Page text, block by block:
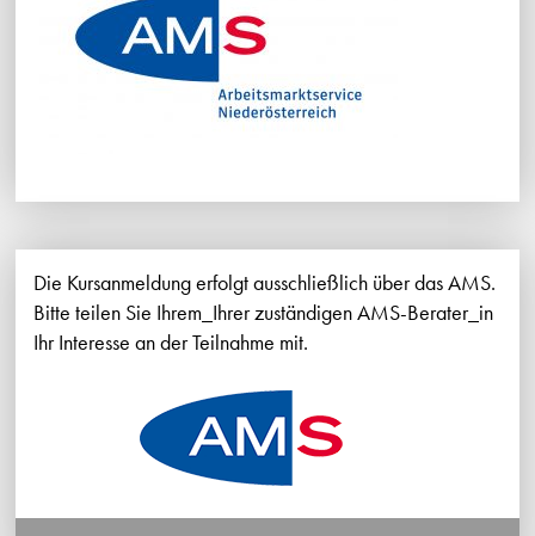
Die Kursanmeldung erfolgt ausschließlich über das AMS.
Bitte teilen Sie Ihrem_Ihrer zuständigen AMS-Berater_in
Ihr Interesse an der Teilnahme mit.